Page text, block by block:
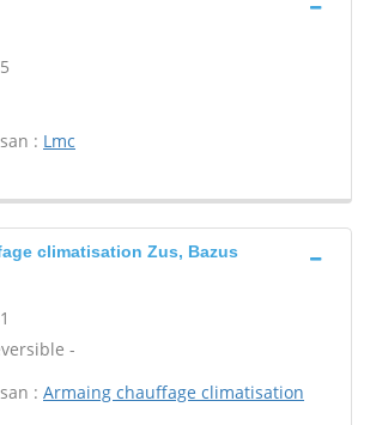
: Lmc
climatisation Zus, Bazus
-
: Armaing chauffage climatisation